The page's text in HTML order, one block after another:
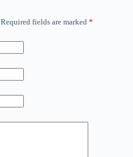
Required fields are marked *